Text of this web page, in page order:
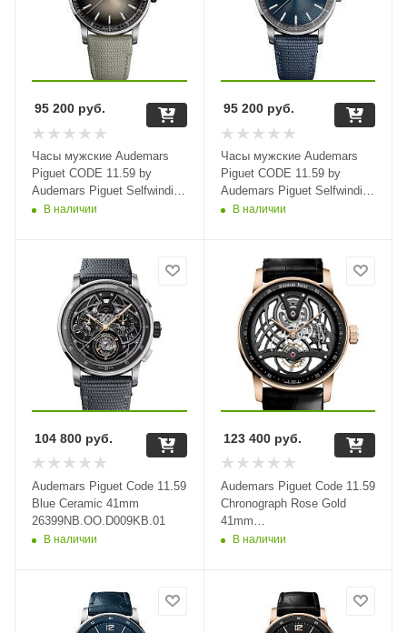
Часы мужские Audemars
Piguet CODE 11.59 by
Audemars Piguet Selfwinding
15210QT.OO.A064KB.01
В наличии
95 200 руб.
Часы мужские Audemars
Piguet CODE 11.59 by
Audemars Piguet Selfwinding
15210ST.OO.A348KB.01
В наличии
95 200руб.
Audemars Piguet Code 11.59
Blue Ceramic 41mm
26399NB.OO.D009KB.01
В наличии
104 800 руб.
Audemars Piguet Code 11.59
Chronograph Rose Gold
41mm
26600OR.OO.D002CR.01
В наличии
123 400руб.